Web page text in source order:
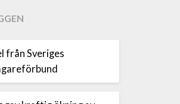
från Sveriges